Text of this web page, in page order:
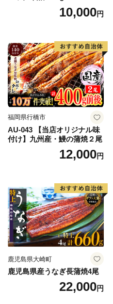
10,000円
福岡県行橋市
AU-043 【当店オリジナル味
付け】九州産・鰻の蒲焼２尾
12,000円
鹿児島県大崎町
鹿児島県産うなぎ長蒲焼4尾
22,000円